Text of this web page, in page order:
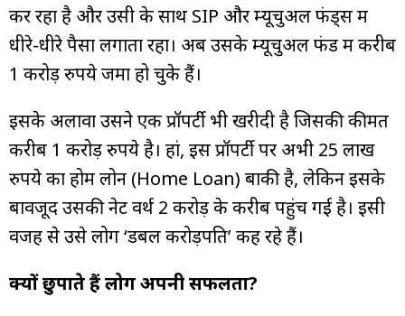
कर रहा है और उसी के साथ SIP और म्यूचुअल फंड्स में
धीरे-धीरे पैसा लगाता रहा। अब उसके म्यूचुअल फंड में करीब
1 करोड़ रुपये जमा हो चुके हैं।
इसके अलावा उसने एक प्रॉपर्टी भी खरीदी है जिसकी कीमत
करीब 1 करोड़ रुपये है। हां, इस प्रॉपर्टी पर अभी 25 लाख
रुपये का होम लोन (Home Loan) बाकी है, लेकिन इसके
बावजूद उसकी नेट वर्थ 2 करोड़ के करीब पहुंच गई है। इसी
वजह से उसे लोग ‘डबल करोड़पति’ कह रहे हैं।
क्यों छुपाते हैं लोग अपनी सफलता?